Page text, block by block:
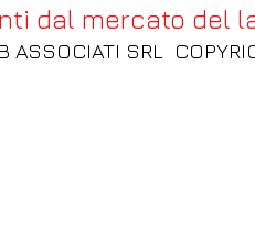
dal mercato del
ASSOCIATI SRL